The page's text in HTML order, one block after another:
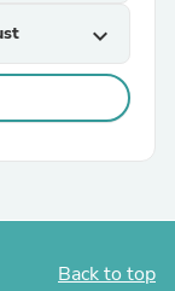
expand_more
Back to top